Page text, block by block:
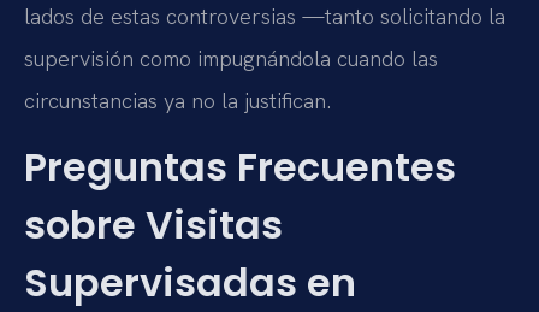
lados de estas controversias —tanto solicitando la
supervisión como impugnándola cuando las
circunstancias ya no la justifican.
Preguntas Frecuentes
sobre Visitas
Supervisadas en